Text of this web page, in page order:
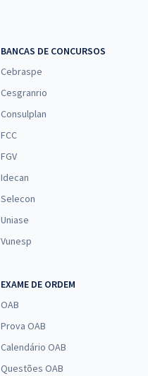
BANCAS DE CONCURSOS
Cebraspe
Cesgranrio
Consulplan
FCC
FGV
Idecan
Selecon
Uniase
Vunesp
EXAME DE ORDEM
OAB
Prova OAB
Calendário OAB
Questões OAB